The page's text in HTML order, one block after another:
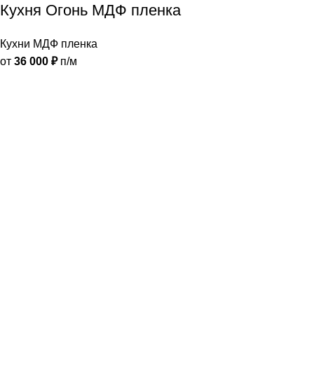
Кухня Огонь МДФ пленка
Кухни МДФ пленка
от 36 000 ₽п/м